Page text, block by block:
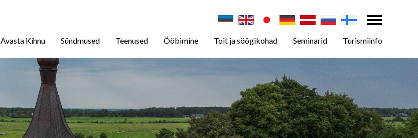
Avasta Kihnu Sündmused Teenused Ööbimine Toit ja söögikohad Seminarid Turismiinfo